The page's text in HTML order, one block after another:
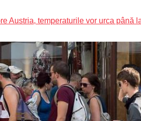
Austria, temperaturile vor urca până